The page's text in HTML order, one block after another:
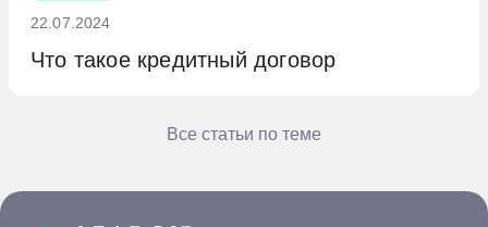
финансовую ответственность.
22.07.2024
Что такое кредитный договор
Все статьи по теме